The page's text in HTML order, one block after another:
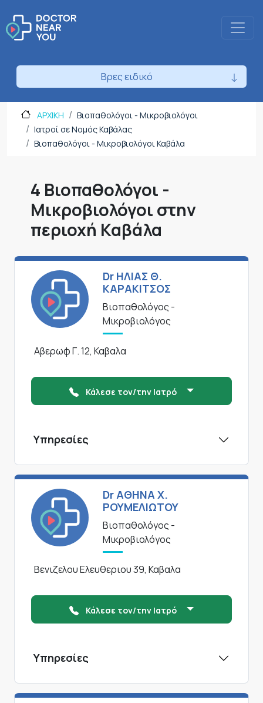
Βρες ειδικό
ΑΡΧΙΚΗ
Βιοπαθολόγοι - Μικροβιολόγοι
Ιατροί σε Νομός Καβάλας
Βιοπαθολόγοι - Μικροβιολόγοι Καβάλα
4 Βιοπαθολόγοι -
Μικροβιολόγοι στην
περιοχή Καβάλα
Dr ΗΛΙΑΣ Θ.
ΚΑΡΑΚΙΤΣΟΣ
Βιοπαθολόγος -
Μικροβιολόγος
Αβερωφ Γ. 12, Καβαλα
Κάλεσε τον/την Ιατρό
Υπηρεσίες
Dr ΑΘΗΝΑ Χ.
ΡΟΥΜΕΛΙΩΤΟΥ
Βιοπαθολόγος -
Μικροβιολόγος
Βενιζελου Ελευθεριου 39, Καβαλα
Κάλεσε τον/την Ιατρό
Υπηρεσίες